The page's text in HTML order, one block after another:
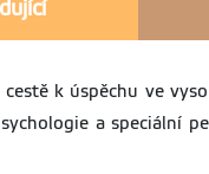
k úspěchu ve
a speciální